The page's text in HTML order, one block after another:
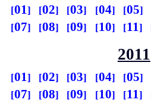
01 02 03 04 05
07
08 09 10 11
2011
01 02 03 04 05
07
08 09 10 11